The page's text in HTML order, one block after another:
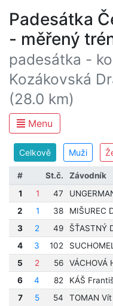
Padesátka
- měřený
padesátka -
Kozákovská
(28.0 km)
Menu
Celkově Muži
# St.č. Závodník
1
1 47
2
1 38 MIŠUREC
3
2 49 ŠŤASTNÝ
4
3 102
5
2 56 VÁCHOVÁ
6
4 82 KÁŠ
7
5 54 TOMAN Vít